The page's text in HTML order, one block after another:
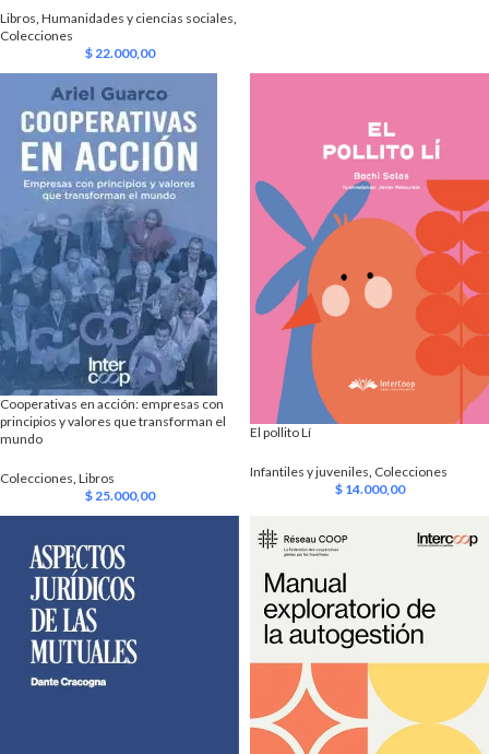
Libros Humanidades y ciencias sociales
Colecciones
$22.000,00
Cooperativas en acción: empresas con
principios y valores que transforman el
mundo
Colecciones Libros
$25.000,00
El pollito Lí
Infantiles y juveniles Colecciones
$14.000,00